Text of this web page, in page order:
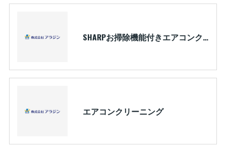
SHARPお掃除機能付きエアコンクリーニング
エアコンクリーニング